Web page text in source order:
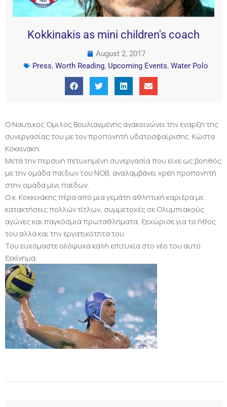
Kokkinakis as mini children's coach
August 2, 2017
Press, Worth Reading, Upcoming Events, Water Polo
Ο Ναυτικός Όμιλος Βουλιαγμένης ανακοινώνει την έναρξη της
συνεργασίας του με τον προπονητή υδατοσφαίρισης Κώστα
Κοκκινάκη.
Μετά την περσινή πετυχημένη συνεργασία που είχε ως βοηθός
με την ομάδα παίδων του ΝΟΒ, αναλαμβάνει χρέη προπονητή
στην ομάδα μίνι παίδων.
Ο κ. Κοκκινάκης πέρα από μια γεμάτη αθλητική καριέρα με
κατακτήσεις πολλών τίτλων, συμμετοχές σε Ολυμπιακούς
αγώνες και παγκόσμια πρωταθλήματα, ξεχώρισε για το ήθος
του αλλά και την εργατικότητα του.
Του ευχόμαστε ολόψυχα καλή επιτυχία στο νέο του αυτό
ξεκίνημα.